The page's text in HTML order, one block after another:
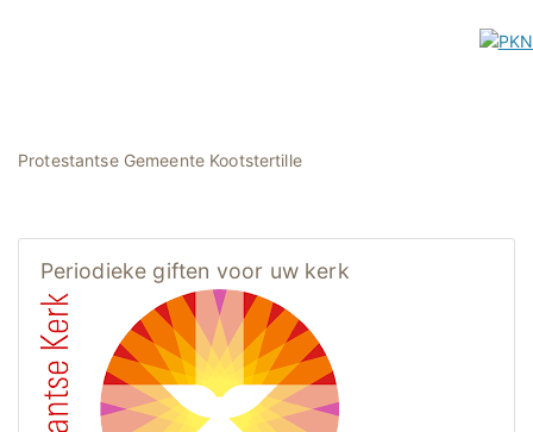
Protestantse Gemeente Kootstertille
Periodieke giften voor uw kerk